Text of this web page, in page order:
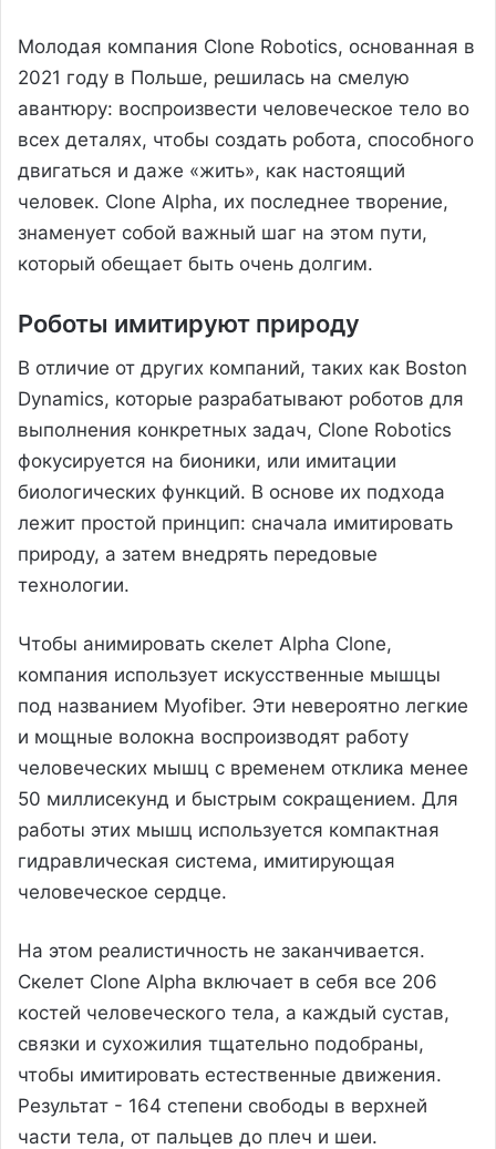
Молодая компания Clone Robotics, основанная в
2021 году в Польше, решилась на смелую
авантюру: воспроизвести человеческое тело во
всех деталях, чтобы создать робота, способного
двигаться и даже «жить», как настоящий
человек. Clone Alpha, их последнее творение,
знаменует собой важный шаг на этом пути,
который обещает быть очень долгим.
Роботы имитируют природу
В отличие от других компаний, таких как Boston
Dynamics, которые разрабатывают роботов для
выполнения конкретных задач, Clone Robotics
фокусируется на бионики, или имитации
биологических функций. В основе их подхода
лежит простой принцип: сначала имитировать
природу, а затем внедрять передовые
технологии.
Чтобы анимировать скелет Alpha Clone,
компания использует искусственные мышцы
под названием Myofiber. Эти невероятно легкие
и мощные волокна воспроизводят работу
человеческих мышц с временем отклика менее
50 миллисекунд и быстрым сокращением. Для
работы этих мышц используется компактная
гидравлическая система, имитирующая
человеческое сердце.
На этом реалистичность не заканчивается.
Скелет Clone Alpha включает в себя все 206
костей человеческого тела, а каждый сустав,
связки и сухожилия тщательно подобраны,
чтобы имитировать естественные движения.
Результат - 164 степени свободы в верхней
части тела, от пальцев до плеч и шеи.